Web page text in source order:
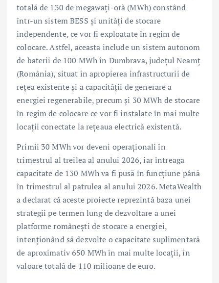
totală de 130 de megawați-oră (MWh) constând
într-un sistem BESS și unități de stocare
independente, ce vor fi exploatate în regim de
colocare. Astfel, aceasta include un sistem autonom
de baterii de 100 MWh în Dumbrava, județul Neamț
(România), situat în apropierea infrastructurii de
rețea existente și a capacității de generare a
energiei regenerabile, precum și 30 MWh de stocare
în regim de colocare ce vor fi instalate în mai multe
locații conectate la rețeaua electrică existentă.
Primii 30 MWh vor deveni operaționali în
trimestrul al treilea al anului 2026, iar întreaga
capacitate de 130 MWh va fi pusă în funcțiune până
în trimestrul al patrulea al anului 2026. MetaWealth
a declarat că aceste proiecte reprezintă baza unei
strategii pe termen lung de dezvoltare a unei
platforme românești de stocare a energiei,
intenționând să dezvolte o capacitate suplimentară
de aproximativ 650 MWh în mai multe locații, în
valoare totală de 110 milioane de euro.